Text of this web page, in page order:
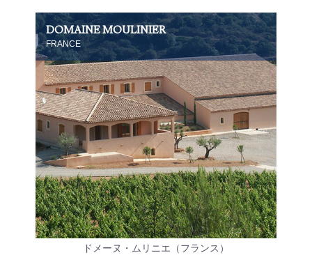
DOMAINE MOULINIER
FRANCE
ドメーヌ・ムリニエ（フランス）